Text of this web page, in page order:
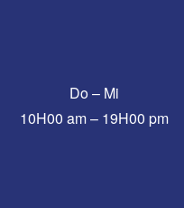
Do – Mi
10H00 am – 19H00 pm